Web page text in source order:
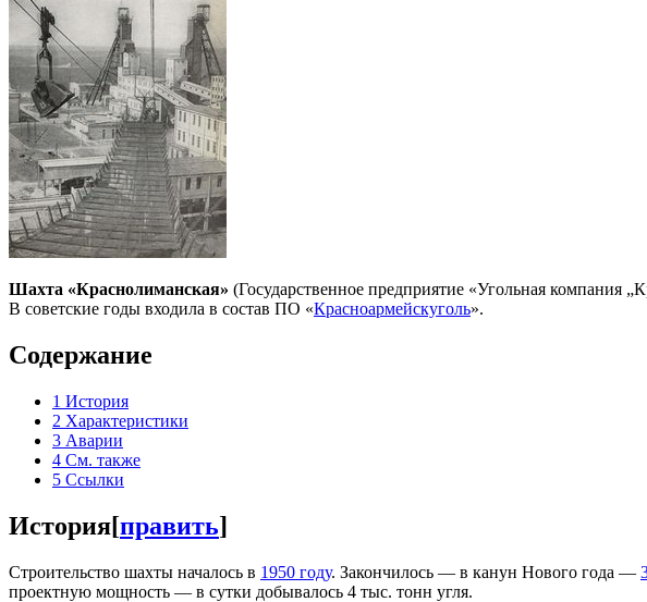
Шахта «Краснолиманская» (Государственное предприятие «Угольная компания
В советские годы входила в состав ПО «Красноармейскуголь».
Содержание
1 История
2 Характеристики
3 Аварии
4 См. также
5 Ссылки
История[править]
Строительство шахты началось в 1950 году. Закончилось — в канун Нового года —
проектную мощность — в сутки добывалось 4 тыс. тонн угля.